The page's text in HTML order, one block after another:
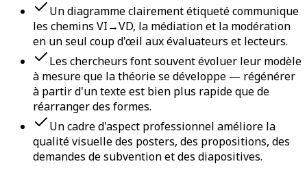
Un diagramme clairement étiqueté communique
les chemins VI→VD, la médiation et la modération
en un seul coup d'œil aux évaluateurs et lecteurs.
Les chercheurs font souvent évoluer leur modèle
à mesure que la théorie se développe — régénérer
à partir d'un texte est bien plus rapide que de
réarranger des formes.
Un cadre d'aspect professionnel améliore la
qualité visuelle des posters, des propositions, des
demandes de subvention et des diapositives.